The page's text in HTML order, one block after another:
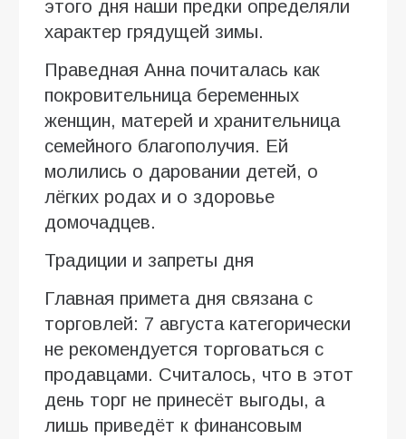
этого дня наши предки определяли
характер грядущей зимы.
Праведная Анна почиталась как
покровительница беременных
женщин, матерей и хранительница
семейного благополучия. Ей
молились о даровании детей, о
лёгких родах и о здоровье
домочадцев.
Традиции и запреты дня
Главная примета дня связана с
торговлей: 7 августа категорически
не рекомендуется торговаться с
продавцами. Считалось, что в этот
день торг не принесёт выгоды, а
лишь приведёт к финансовым